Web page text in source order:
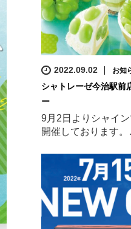
2022.09.02 お知
シャトレーゼ今治駅
ー
9月2日よりシャイ
開催しております